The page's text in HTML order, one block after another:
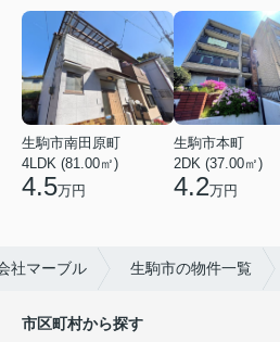
生駒市南田原町
4LDK (81.00㎡)
4.5万円
生駒市本町
2DK (37.00㎡)
4.2万円
社マーブル 生駒市の物件一覧
市区町村から探す